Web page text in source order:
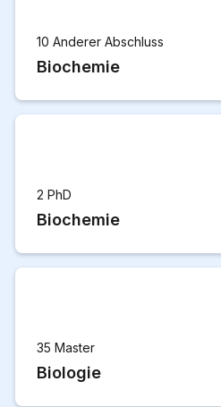
10 Anderer Abschluss
Biochemie
2 PhD
Biochemie
35 Master
Biologie